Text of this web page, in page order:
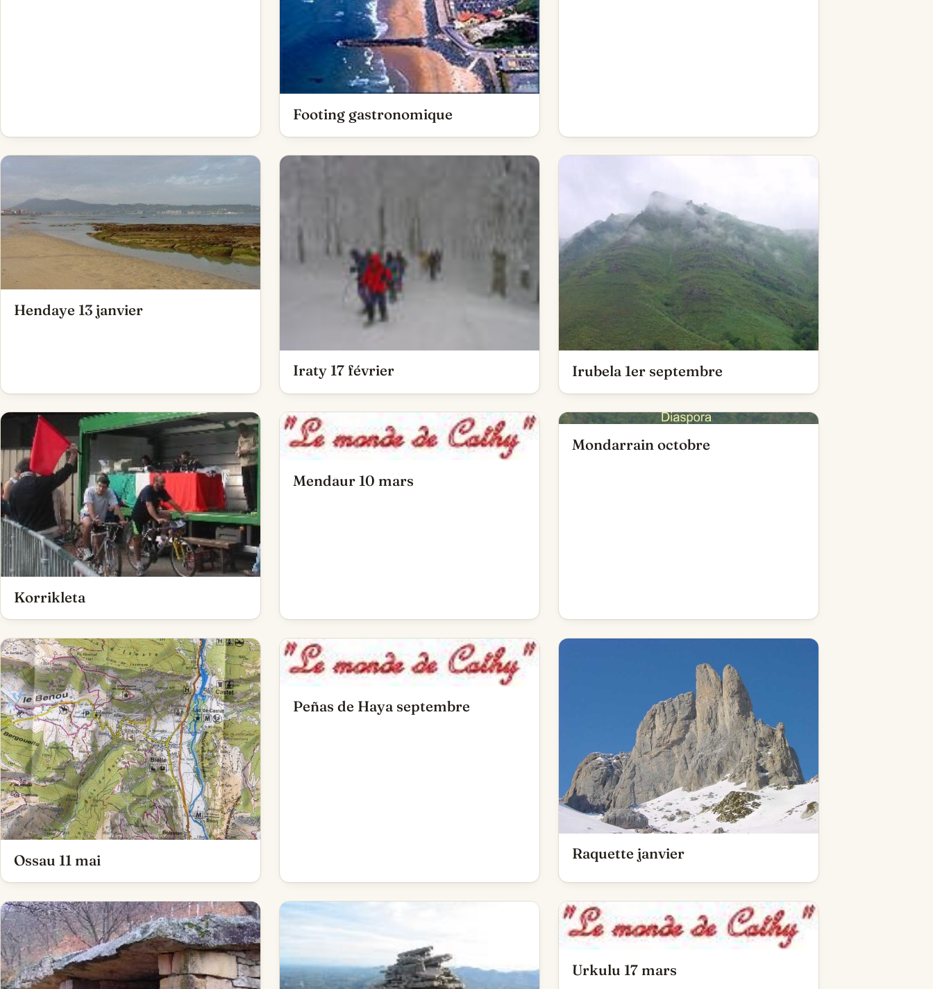
Footing gastronomique
Hendaye 13 janvier
Iraty 17 février Irubela 1er septembre
Korrikleta
Mendaur 10 mars
Mondarrain octobre
Ossau 11 mai
Peñas de Haya septembre
Raquette janvier
Urkulu 17 mars